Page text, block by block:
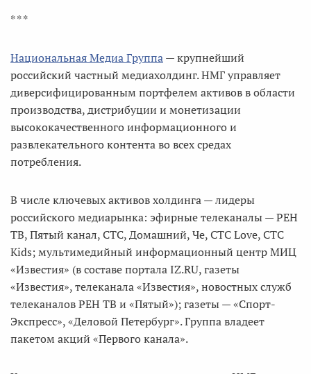
* * *
Национальная Медиа Группа— крупнейший
российский частный медиахолдинг. НМГ управляет
диверсифицированным портфелем активов в области
производства, дистрибуции и монетизации
высококачественного информационного и
развлекательного контента во всех средах
потребления.
В числе ключевых активов холдинга — лидеры
российского медиарынка: эфирные телеканалы — РЕН
ТВ, Пятый канал, СТС, Домашний, Че, СТС Love, СТС
Kids; мультимедийный информационный центр МИЦ
«Известия» (в составе портала IZ.RU, газеты
«Известия», телеканала «Известия», новостных служб
телеканалов РЕН ТВ и «Пятый»); газеты — «Спорт-
Экспресс», «Деловой Петербург». Группа владеет
пакетом акций «Первого канала».